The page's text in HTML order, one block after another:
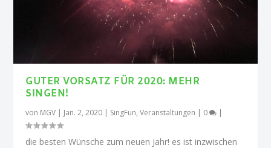
GUTER VORSATZ FÜR 2020: MEHR
SINGEN!
von MGV | Jan. 2, 2020 | SingFun,Veranstaltungen | 0 |
die besten Wünsche zum neuen Jahr! es ist inzwischen